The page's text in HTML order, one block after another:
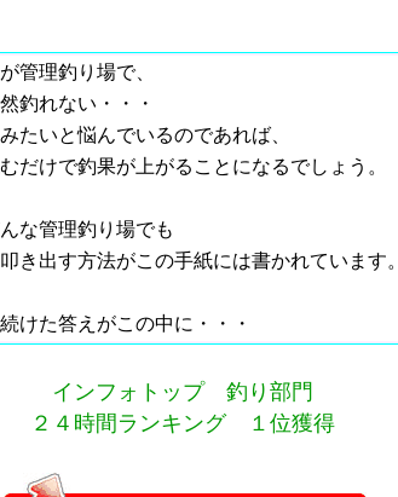
管理釣り場で、
釣れない・・・
たいと悩んでいるのであれば、
だけで釣果が上がることになるでしょう。
な管理釣り場でも
き出す方法がこの手紙には書かれています。
けた答えがこの中に・・・
インフォトップ 釣り部門
２４時間ランキング １位獲得